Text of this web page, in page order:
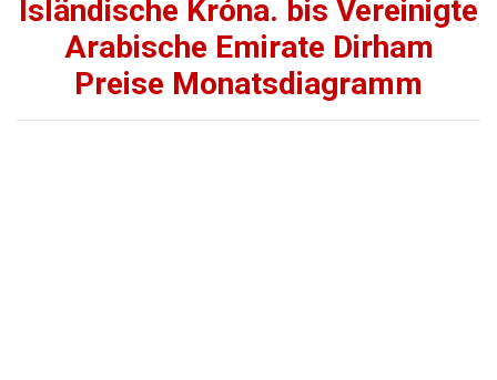
Isländische Króna. bis Vereinigte
Arabische Emirate Dirham
Preise Monatsdiagramm